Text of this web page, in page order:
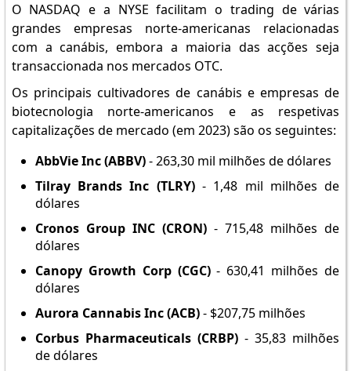
O NASDAQ e a NYSE facilitam o trading de várias
grandes empresas norte-americanas relacionadas
com a canábis, embora a maioria das acções seja
transaccionada nos mercados OTC.
Os principais cultivadores de canábis e empresas de
biotecnologia norte-americanos e as respetivas
capitalizações de mercado (em 2023) são os seguintes:
AbbVie Inc (ABBV)- 263,30 mil milhões de dólares
Tilray Brands Inc (TLRY)- 1,48 mil milhões de
dólares
Cronos Group INC (CRON)- 715,48 milhões de
dólares
Canopy Growth Corp (CGC)- 630,41 milhões de
dólares
Aurora Cannabis Inc (ACB)- $207,75 milhões
Corbus Pharmaceuticals (CRBP)- 35,83 milhões
de dólares